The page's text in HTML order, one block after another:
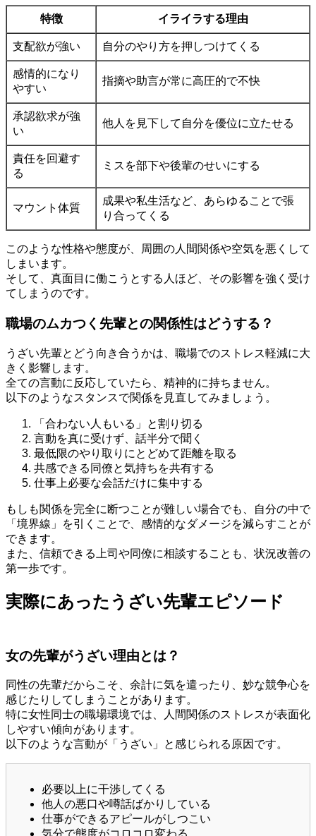
特徴 イライラする理由
支配欲が強い 自分のやり方を押しつけてくる
感情的になり
やすい
指摘や助言が常に高圧的で不快
承認欲求が強
い
他人を見下して自分を優位に立たせる
責任を回避す
る
ミスを部下や後輩のせいにする
マウント体質
成果や私生活など、あらゆることで張
り合ってくる
このような性格や態度が、周囲の人間関係や空気を悪くして
しまいます。
そして、真面目に働こうとする人ほど、その影響を強く受け
てしまうのです。
職場のムカつく先輩との関係性はどうする？
うざい先輩とどう向き合うかは、職場でのストレス軽減に大
きく影響します。
全ての言動に反応していたら、精神的に持ちません。
以下のようなスタンスで関係を見直してみましょう。
「合わない人もいる」と割り切る
言動を真に受けず、話半分で聞く
最低限のやり取りにとどめて距離を取る
共感できる同僚と気持ちを共有する
仕事上必要な会話だけに集中する
もしも関係を完全に断つことが難しい場合でも、自分の中で
「境界線」を引くことで、感情的なダメージを減らすことが
できます。
また、信頼できる上司や同僚に相談することも、状況改善の
第一歩です。
実際にあったうざい先輩エピソード
女の先輩がうざい理由とは？
同性の先輩だからこそ、余計に気を遣ったり、妙な競争心を
感じたりしてしまうことがあります。
特に女性同士の職場環境では、人間関係のストレスが表面化
しやすい傾向があります。
以下のような言動が「うざい」と感じられる原因です。
必要以上に干渉してくる
他人の悪口や噂話ばかりしている
仕事ができるアピールがしつこい